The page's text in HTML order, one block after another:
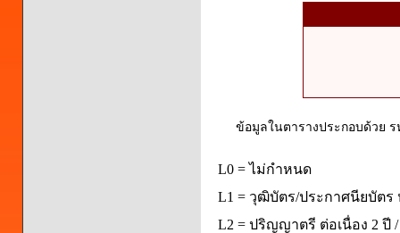
ข้อมูลในตารางประกอบด้วย
L0 = ไม่กำหนด
L1 = วุฒิบัตร/ประกาศนียบัตร
L2 = ปริญญาตรี ต่อเนื่อง 2 ปี